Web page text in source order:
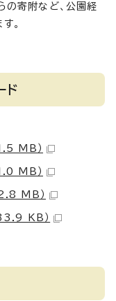
の寄附など、公園経
。
ド
MB）
MB）
MB）
KB）